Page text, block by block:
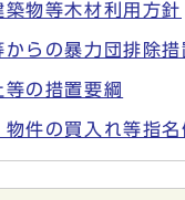
築物等木材利用方針
からの暴力団排除
の措置要綱
物件の買入れ等指